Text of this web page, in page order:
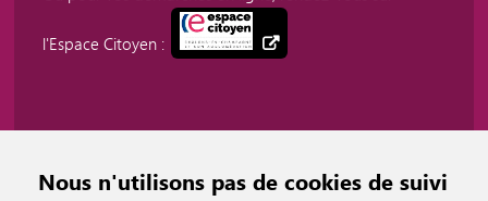
Nous n'utilisons pas de cookies de suivi
l'Espace Citoyen :